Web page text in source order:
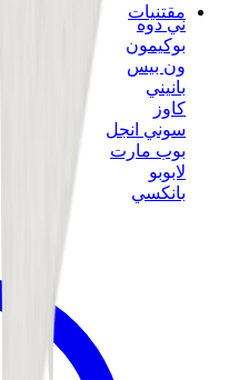
مقتنيات
ني دوه
بوكيمون
ون بيس
بانيني
كاوز
سوني انجل
بوب مارت
لابوبو
بانكسي